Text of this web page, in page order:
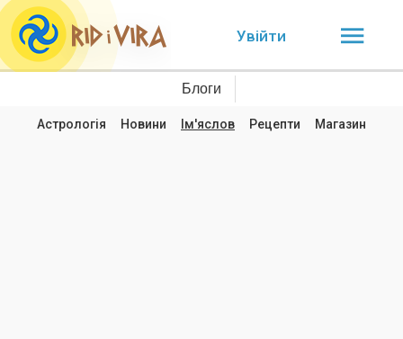
Увійти
Блоги
Астрологія Новини Ім'яслов Рецепти Магазин